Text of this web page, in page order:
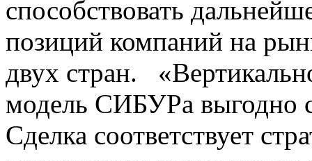
способствовать
позиций компаний на
двух стран.
модель СИБУРа выгодно
Сделка соответствует